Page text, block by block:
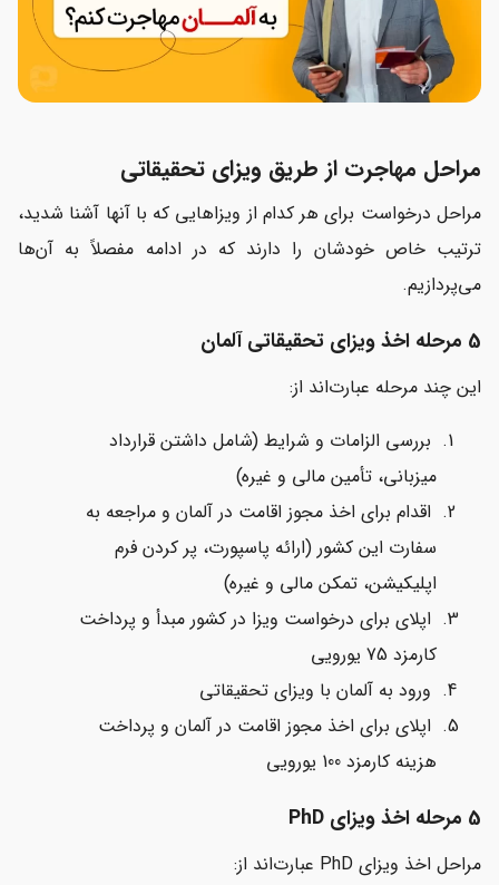
مراحل مهاجرت از طریق ویزای تحقیقاتی
مراحل درخواست برای هر کدام از ویزاهایی که با آن‎ها آشنا شدید،
ترتیب خاص خودشان را دارند که در ادامه مفصلاً به آن‌ها
می‌پردازیم.
5 مرحله اخذ ویزای تحقیقاتی آلمان
این چند مرحله عبارت‌اند از:
بررسی الزامات و شرایط (شامل داشتن قرارداد
میزبانی، تأمین مالی و غیره)
اقدام برای اخذ مجوز اقامت در آلمان و مراجعه به
سفارت این کشور (ارائه پاسپورت، پر کردن فرم
اپلیکیشن، تمکن مالی و غیره)
اپلای برای درخواست ویزا در کشور مبدأ و پرداخت
کارمزد 75 یورویی
ورود به آلمان با ویزای تحقیقاتی
اپلای برای اخذ مجوز اقامت در آلمان و پرداخت
هزینه کارمزد 100 یورویی
5 مرحله اخذ ویزای PhD
مراحل اخذ ویزای PhD عبارت‌اند از: